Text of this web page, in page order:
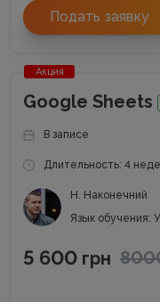
Подать заявку
Акция
Google Sheets
В записе
Длительность: 4
Н. Наконечний
Язык обучения:
5 600 грн